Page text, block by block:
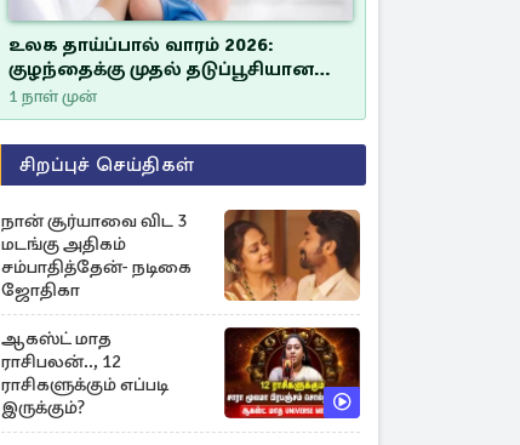
உலக தாய்ப்பால் வாரம் 2026:
குழந்தைக்கு முதல் தடுப்பூசியான
சீம்பாலின் முக்கியத்துவம்!
1 நாள் முன்
சிறப்புச் செய்திகள்
நான் சூர்யாவை விட 3
மடங்கு அதிகம்
சம்பாதித்தேன்- நடிகை
ஜோதிகா
ஆகஸ்ட் மாத
ராசிபலன்.., 12
ராசிகளுக்கும் எப்படி
இருக்கும்?